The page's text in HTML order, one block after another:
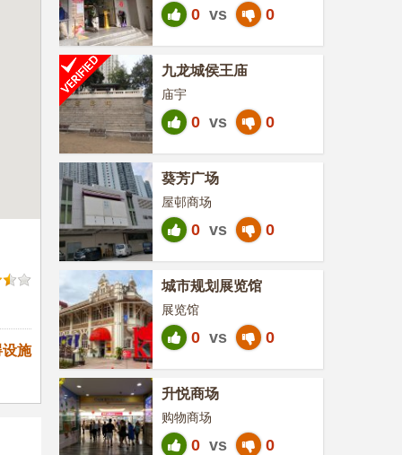
施
0 vs 0
九龙城侯王庙
庙宇
0 vs 0
葵芳广场
屋邨商场
0 vs 0
城市规划展览馆
展览馆
0 vs 0
升悦商场
购物商场
0 vs 0